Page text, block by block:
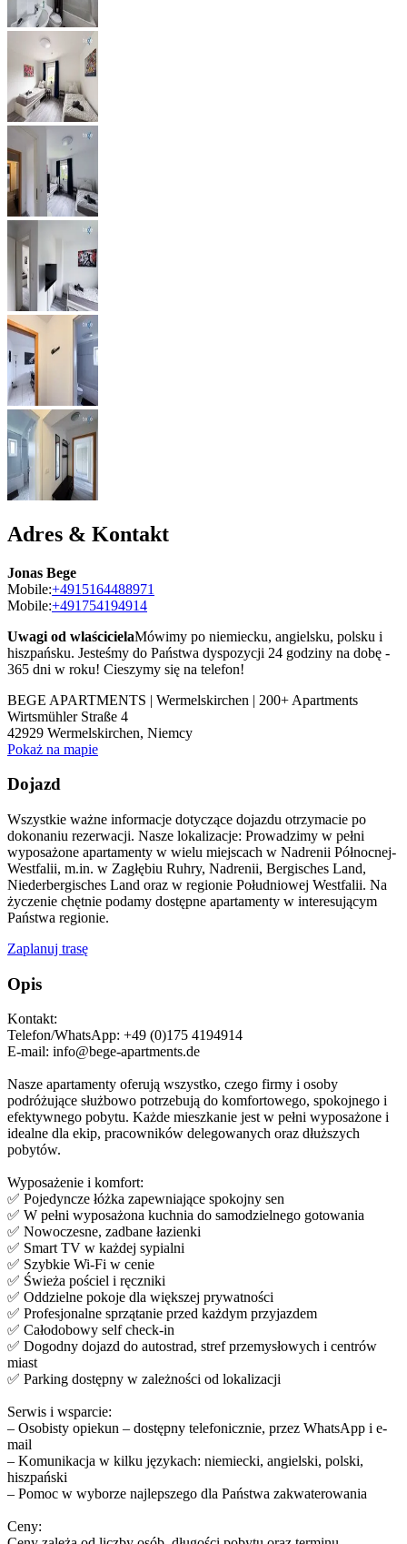
Adres & Kontakt
Jonas Bege
Mobile:+4915164488971
Mobile:+491754194914
Uwagi od wlaścicielaMówimy po niemiecku, angielsku, polsku i
hiszpańsku. Jesteśmy do Państwa dyspozycji 24 godziny na dobę -
365 dni w roku! Cieszymy się na telefon!
BEGE APARTMENTS | Wermelskirchen | 200+ Apartments
Wirtsmühler Straße 4
42929 Wermelskirchen, Niemcy
Pokaż na mapie
Dojazd
Wszystkie ważne informacje dotyczące dojazdu otrzymacie po
dokonaniu rezerwacji. Nasze lokalizacje: Prowadzimy w pełni
wyposażone apartamenty w wielu miejscach w Nadrenii Północnej-
Westfalii, m.in. w Zagłębiu Ruhry, Nadrenii, Bergisches Land,
Niederbergisches Land oraz w regionie Południowej Westfalii. Na
życzenie chętnie podamy dostępne apartamenty w interesującym
Państwa regionie.
Zaplanuj trasę
Opis
Kontakt:
Telefon/WhatsApp: +49 (0)175 4194914
E-mail: info@bege-apartments.de
Nasze apartamenty oferują wszystko, czego firmy i osoby
podróżujące służbowo potrzebują do komfortowego, spokojnego i
efektywnego pobytu. Każde mieszkanie jest w pełni wyposażone i
idealne dla ekip, pracowników delegowanych oraz dłuższych
pobytów.
Wyposażenie i komfort:
✅ Pojedyncze łóżka zapewniające spokojny sen
✅ W pełni wyposażona kuchnia do samodzielnego gotowania
✅ Nowoczesne, zadbane łazienki
✅ Smart TV w każdej sypialni
✅ Szybkie Wi-Fi w cenie
✅ Świeża pościel i ręczniki
✅ Oddzielne pokoje dla większej prywatności
✅ Profesjonalne sprzątanie przed każdym przyjazdem
✅ Całodobowy self check-in
✅ Dogodny dojazd do autostrad, stref przemysłowych i centrów
miast
✅ Parking dostępny w zależności od lokalizacji
Serwis i wsparcie:
– Osobisty opiekun – dostępny telefonicznie, przez WhatsApp i e-
mail
– Komunikacja w kilku językach: niemiecki, angielski, polski,
hiszpański
– Pomoc w wyborze najlepszego dla Państwa zakwaterowania
Ceny: